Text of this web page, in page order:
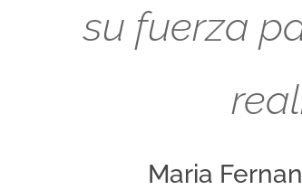
su fuerza
Maria